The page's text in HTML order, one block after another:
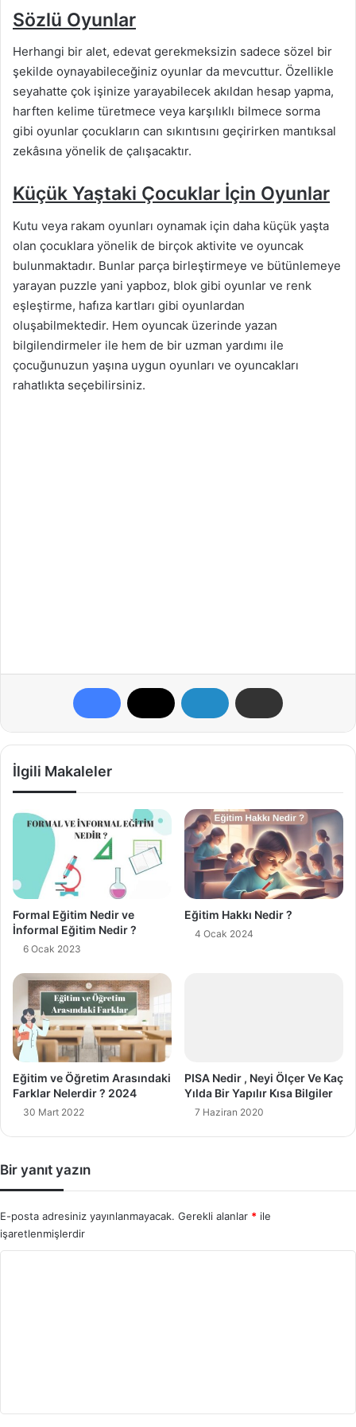
Sözlü Oyunlar
Herhangi bir alet, edevat gerekmeksizin sadece sözel bir
şekilde oynayabileceğiniz oyunlar da mevcuttur. Özellikle
seyahatte çok işinize yarayabilecek akıldan hesap yapma,
harften kelime türetmece veya karşılıklı bilmece sorma
gibi oyunlar çocukların can sıkıntısını geçirirken mantıksal
zekâsına yönelik de çalışacaktır.
Küçük Yaştaki Çocuklar İçin Oyunlar
Kutu veya rakam oyunları oynamak için daha küçük yaşta
olan çocuklara yönelik de birçok aktivite ve oyuncak
bulunmaktadır. Bunlar parça birleştirmeye ve bütünlemeye
yarayan puzzle yani yapboz, blok gibi oyunlar ve renk
eşleştirme, hafıza kartları gibi oyunlardan
oluşabilmektedir. Hem oyuncak üzerinde yazan
bilgilendirmeler ile hem de bir uzman yardımı ile
çocuğunuzun yaşına uygun oyunları ve oyuncakları
rahatlıkta seçebilirsiniz.
İlgili Makaleler
Formal Eğitim Nedir ve
İnformal Eğitim Nedir ?
6 Ocak 2023
Eğitim Hakkı Nedir ?
4 Ocak 2024
Eğitim ve Öğretim Arasındaki
Farklar Nelerdir ? 2024
30 Mart 2022
PISA Nedir , Neyi Ölçer Ve Kaç
Yılda Bir Yapılır Kısa Bilgiler
7 Haziran 2020
Bir yanıt yazın
E-posta adresiniz yayınlanmayacak. Gerekli alanlar * ile
işaretlenmişlerdir